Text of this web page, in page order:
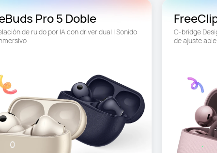
Pro 5 Doble
de ruido por IA con driver dual | Sonido
C-bridge
de ajuste